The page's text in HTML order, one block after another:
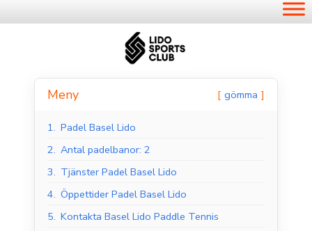
Meny gömma
1. Padel Basel Lido
2. Antal padelbanor: 2
3. Tjänster Padel Basel Lido
4. Öppettider Padel Basel Lido
5. Kontakta Basel Lido Paddle Tennis